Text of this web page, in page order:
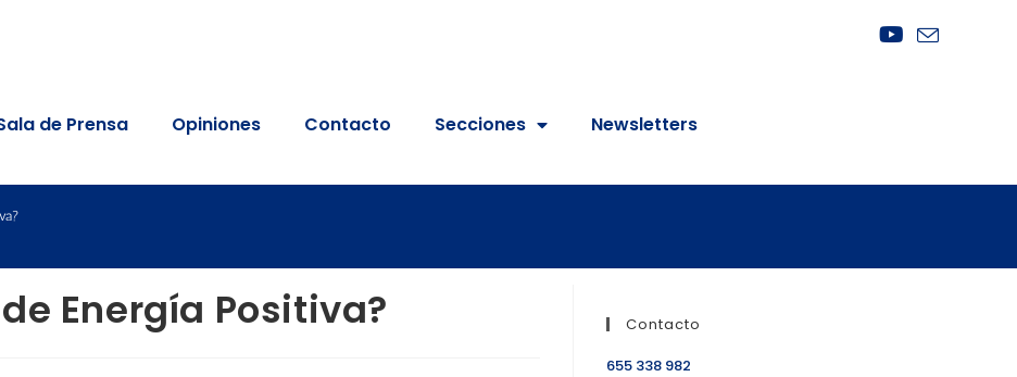
de Prensa Opiniones Contacto Secciones Newsletters
Energía Positiva?
Contacto
655 338 982